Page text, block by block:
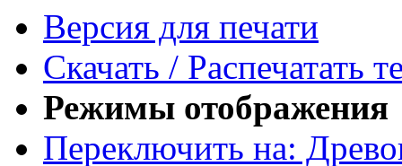
Версия для печати
Скачать / Распечатать
Режимы отображения
Переключить на: